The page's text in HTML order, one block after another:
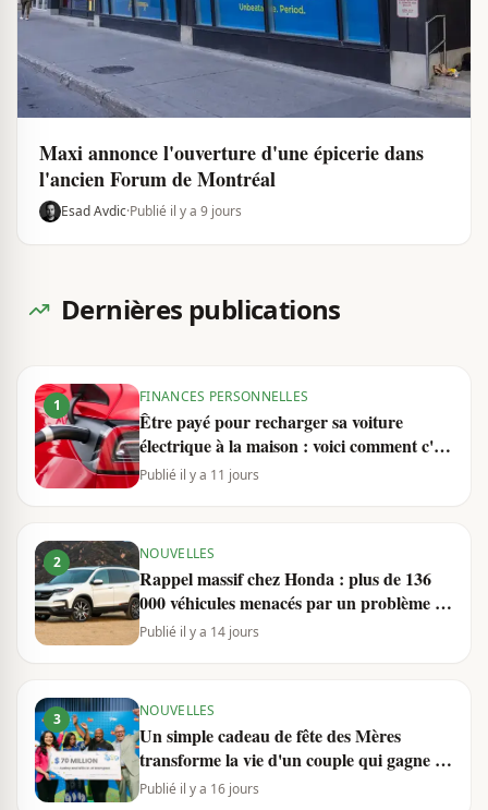
Maxi annonce l'ouverture d'une épicerie dans
l'ancien Forum de Montréal
Esad Avdic·Publié il y a 9 jours
Dernières publications
1 FINANCES PERSONNELLES
Être payé pour recharger sa voiture
électrique à la maison : voici comment c'est
possible
Publié il y a 11 jours
2 NOUVELLES
Rappel massif chez Honda : plus de 136
000 véhicules menacés par un problème de
sécurité
Publié il y a 14 jours
3 NOUVELLES
Un simple cadeau de fête des Mères
transforme la vie d'un couple qui gagne 70
millions au Lotto Max
Publié il y a 16 jours